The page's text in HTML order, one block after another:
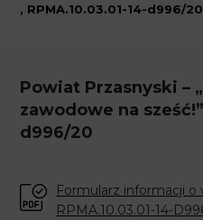
, RPMA.10.03.01-14-d996/20
Powiat Przasnyski –
zawodowe na
d996/20
Formularz informacji
RPMA.10.03.01-14-